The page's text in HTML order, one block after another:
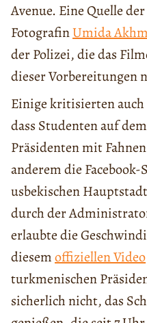
Avenue. Eine Quelle
FotografinUmida
der Polizei, die das
dieser Vorbereitungen
Einige kritisierten
dass Studenten auf
Präsidenten mit
anderem die Facebook-
usbekischen
durch der
erlaubte die
diesemoffiziellen Video
turkmenischen
sicherlich nicht, das